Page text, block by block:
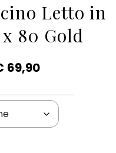
Letto in
80 Gold
69,90